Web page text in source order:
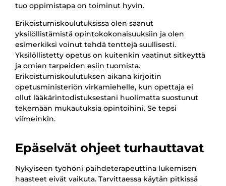
tuo oppimistapa on toiminut hyvin.
Erikoistumiskoulutuksissa olen saanut
yksilöllistämistä opintokokonaisuuksiin ja olen
esimerkiksi voinut tehdä tenttejä suullisesti.
Yksilöllistetty opetus on kuitenkin vaatinut sitkeyttä
ja omien tarpeiden esiin tuomista.
Erikoistumiskoulutuksen aikana kirjoitin
opetusministeriön virkamiehelle, kun opettaja ei
ollut lääkärintodistuksestani huolimatta suostunut
tekemään mukautuksia opintoihini. Se tepsi
viimeinkin.
Epäselvät ohjeet turhauttavat
Nykyiseen työhöni päihdeterapeuttina lukemisen
haasteet eivät vaikuta. Tarvittaessa käytän pitkissä